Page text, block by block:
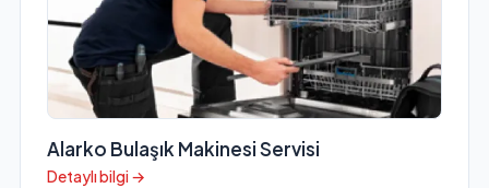
Alarko Bulaşık Makinesi Servisi
Detaylı bilgi →